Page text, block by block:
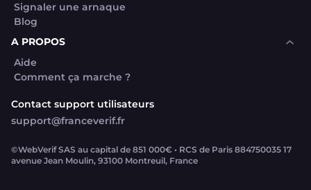
Signaler une arnaque
Blog
A PROPOS
Aide
Comment ça marche ?
Contact support utilisateurs
support@franceverif.fr
©WebVerif SAS au capital de 851 000€ • RCS de Paris 884750035 17
avenue Jean Moulin, 93100 Montreuil, France